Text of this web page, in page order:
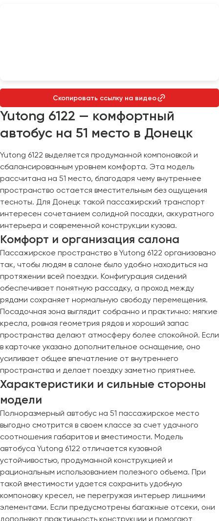
Скопировать ссылку на видео
Yutong 6122 — комфортный
автобус на 51 место в Донецк
Yutong 6122 выделяется продуманной компоновкой и
сбалансированным уровнем комфорта. Эта модель
рассчитана на 51 место, благодаря чему внутреннее
пространство остается вместительным без ощущения
тесноты. Для Донецк такой пассажирский транспорт
интересен сочетанием солидной посадки, аккуратного
интерьера и современной конструкции кузова.
Комфорт и организация салона
Пассажирское пространство в Yutong 6122 организовано
так, чтобы людям в салоне было удобно находиться на
протяжении всей поездки. Конфигурация сидений
обеспечивает понятную рассадку, а проход между
рядами сохраняет нормальную свободу перемещения.
Посадочная зона выглядит собранно и практично: мягкие
кресла, ровная геометрия рядов и хороший запас
пространства делают атмосферу более спокойной. Если
в карточке указано дополнительное оснащение, оно
усиливает общее впечатление от внутреннего
пространства и делает поездку заметно приятнее.
Характеристики и сильные стороны
модели
Полноразмерный автобус на 51 пассажирское место
выгодно смотрится в своем классе за счет удачного
соотношения габаритов и вместимости. Модель
автобуса Yutong 6122 отличается кузовной
устойчивостью, продуманной конструкцией и
рациональным использованием полезного объема. При
такой вместимости удается сохранить удобную
компоновку кресел, не перегружая интерьер лишними
элементами. Если предусмотрены багажные отсеки, они
дополняют практичность конструкции и помогают
Москва
Набережные Челны
Нижний Новгород
Нижний Тагил
Новокузнецк
Новороссийск
Новосибирск
Омск
Орёл
Пенза
Пермь
Петрозаводск
Псков
Ростов-на-Дону
Рязань
Самара
Санкт-Петербург
Саранск
Симферополь
Смоленск
Сочи
Ставрополь